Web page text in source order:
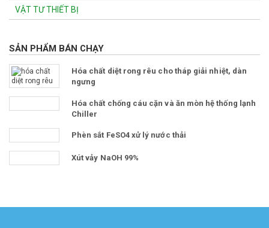
VẬT TƯ THIẾT BỊ
SẢN PHẨM BÁN CHẠY
Hóa chất diệt rong rêu cho tháp giải nhiệt, dàn
ngưng
Hóa chất chống cáu cặn và ăn mòn hệ thống lạnh
Chiller
Phèn sắt FeSO4 xử lý nước thải
Xút vảy NaOH 99%